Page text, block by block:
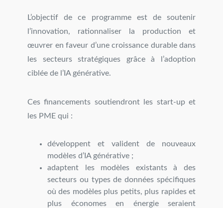
L’objectif de ce programme est de soutenir
l’innovation, rationnaliser la production et
œuvrer en faveur d’une croissance durable dans
les secteurs stratégiques grâce à l’adoption
ciblée de l’IA générative.
Ces financements soutiendront les start-up et
les PME qui :
développent et valident de nouveaux
modèles d’IA générative ;
adaptent les modèles existants à des
secteurs ou types de données spécifiques
où des modèles plus petits, plus rapides et
plus économes en énergie seraient